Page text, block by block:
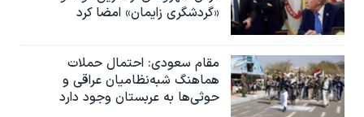
«گردشگری زایمان» امضا کرد
مقام سعودی: احتمال حملات
هماهنگ شبه‌نظامیان عراقی و
حوثی‌ها به عربستان وجود دارد